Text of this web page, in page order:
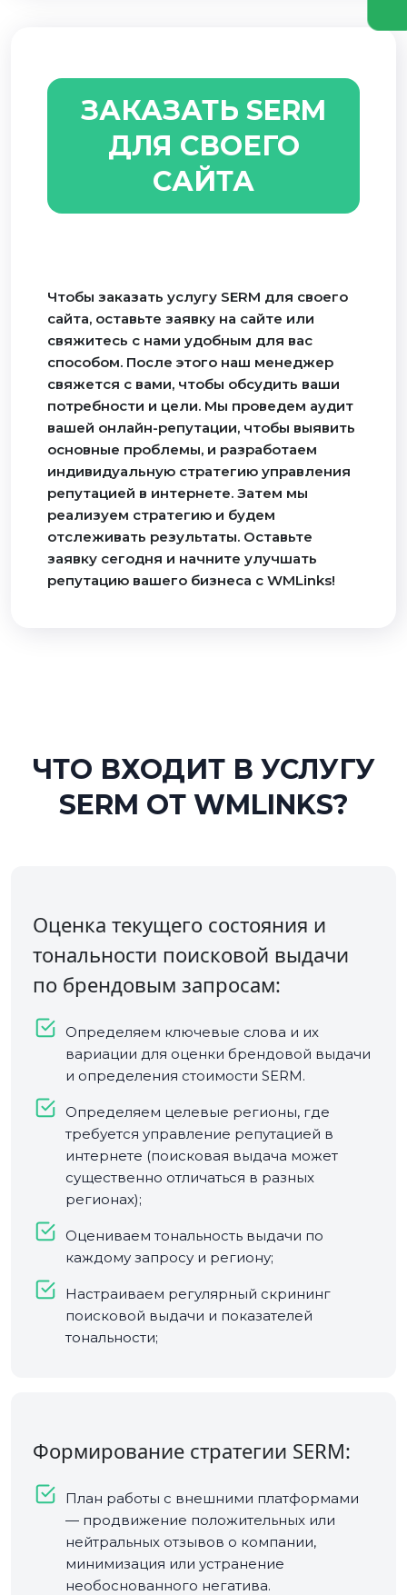
ЗАКАЗАТЬ SERM
ДЛЯ СВОЕГО
САЙТА
Чтобы заказать услугу SERM для своего
сайта, оставьте заявку на сайте или
свяжитесь с нами удобным для вас
способом. После этого наш менеджер
свяжется с вами, чтобы обсудить ваши
потребности и цели. Мы проведем аудит
вашей онлайн-репутации, чтобы выявить
основные проблемы, и разработаем
индивидуальную стратегию управления
репутацией в интернете. Затем мы
реализуем стратегию и будем
отслеживать результаты. Оставьте
заявку сегодня и начните улучшать
репутацию вашего бизнеса с WMLinks!
ЧТО ВХОДИТ В УСЛУГУ
SERM ОТ WMLINKS?
Оценка текущего состояния и
тональности поисковой выдачи
по брендовым запросам:
Определяем ключевые слова и их
вариации для оценки брендовой выдачи
и определения стоимости SERM.
Определяем целевые регионы, где
требуется управление репутацией в
интернете (поисковая выдача может
существенно отличаться в разных
регионах);
Оцениваем тональность выдачи по
каждому запросу и региону;
Настраиваем регулярный скрининг
поисковой выдачи и показателей
тональности;
Формирование стратегии SERM:
План работы с внешними платформами
— продвижение положительных или
нейтральных отзывов о компании,
минимизация или устранение
необоснованного негатива.